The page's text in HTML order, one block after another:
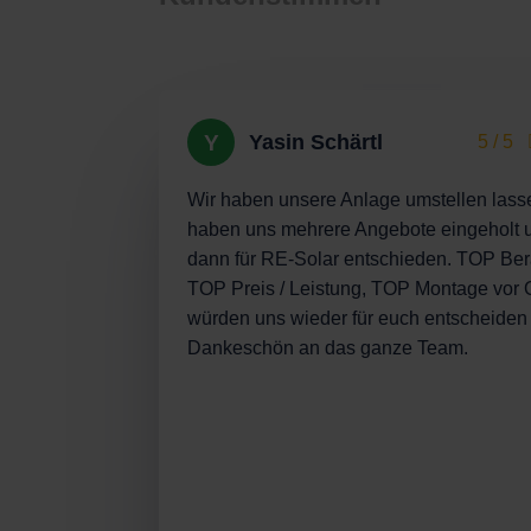
Y Yasin Schärtl 5 / 5
Wir haben unsere Anlage umstellen
haben uns mehrere Angebote eingeholt
dann für RE-Solar entschieden. TOP
TOP Preis / Leistung, TOP Montage vor
würden uns wieder für euch entscheiden
Dankeschön an das ganze Team.